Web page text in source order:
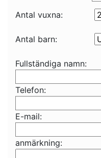
Antal vuxna:
Antal barn:
Fullständiga namn:
Telefon:
E-mail:
anmärkning: